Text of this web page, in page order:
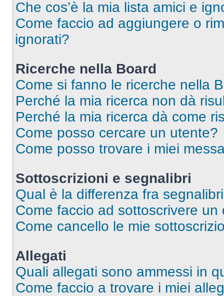
Che cos’è la mia lista amici e
Come faccio ad aggiungere o
ignorati?
Ricerche nella Board
Come si fanno le ricerche nella
Perché la mia ricerca non dà
Perché la mia ricerca dà come
Come posso cercare un utente?
Come posso trovare i miei
Sottoscrizioni e segnalibri
Qual è la differenza fra
Come faccio ad sottoscrivere
Come cancello le mie
Allegati
Quali allegati sono ammessi in
Come faccio a trovare i miei